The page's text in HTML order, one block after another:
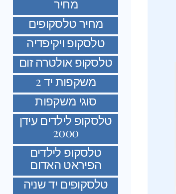
מחיר
מחיר טלסקופים
טלסקופ ויקיפדיה
טלסקופ אולטרה זום
משקפות יד 2
סוגי משקפות
טלסקופ לילדים עידן
2000
טלסקופ לילדים
הפיראט האדום
טלסקופים יד שניה